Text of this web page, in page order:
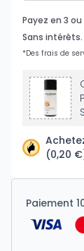
(0,20
Paiement